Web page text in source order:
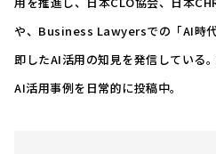
や、Business Lawyersでの「AI時
即したAI活用の知見を発信してい
AI活用事例を日常的に投稿中。